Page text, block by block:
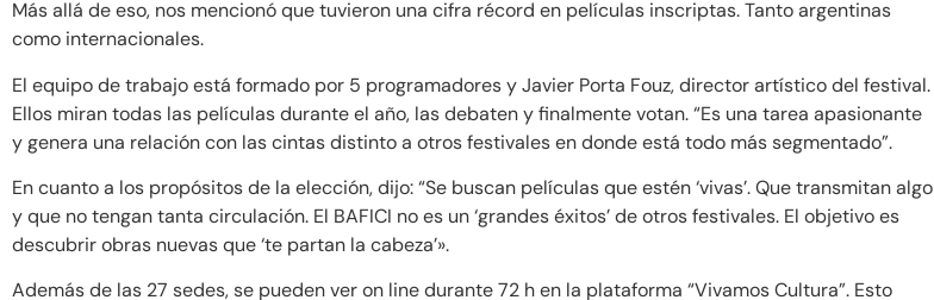
Más allá de eso, nos mencionó que tuvieron una cifra récord en películas inscriptas. Tanto argentinas
como internacionales.
El equipo de trabajo está formado por 5 programadores y Javier Porta Fouz, director artístico del festival.
Ellos miran todas las películas durante el año, las debaten y finalmente votan. “Es una tarea apasionante
y genera una relación con las cintas distinto a otros festivales en donde está todo más segmentado”.
En cuanto a los propósitos de la elección, dijo: “Se buscan películas que estén ‘vivas’. Que transmitan algo
y que no tengan tanta circulación. El BAFICI no es un ‘grandes éxitos’ de otros festivales. El objetivo es
descubrir obras nuevas que ‘te partan la cabeza’».
Además de las 27 sedes, se pueden ver on line durante 72 h en la plataforma “Vivamos Cultura”. Esto